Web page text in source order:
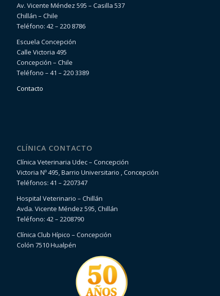
Av. Vicente Méndez 595 – Casilla 537
Chillán – Chile
Teléfono: 42 – 220 8786
Escuela Concepción
Calle Victoria 495
Concepción – Chile
Teléfono – 41 – 220 3389
Contacto
CLÍNICA CONTACTO
Clínica Veterinaria Udec – Concepción
Victoria Nº 495, Barrio Universitario , Concepción
Teléfonos: 41 – 2207347
Hospital Veterinario – Chillán
Avda. Vicente Méndez 595, Chillán
Teléfono: 42 – 2208790
Clínica Club Hípico – Concepción
Colón 7510 Hualpén